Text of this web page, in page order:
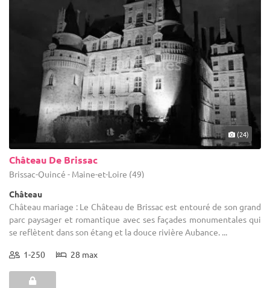
(24)
Château De Brissac
Brissac-Quincé - Maine-et-Loire (49)
Château
Château mariage : Le Château de Brissac est entouré de son grand
parc paysager et romantique avec ses façades monumentales qui
se reflètent dans son étang et la douce rivière Aubance. ...
1-250 28 max